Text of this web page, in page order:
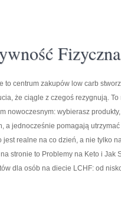
Fizyczna
to centrum zakupów low carb
że ciągle z czegoś rezygnują.
nowoczesnym: wybierasz
a jednocześnie pomagają
jest realne na co dzień, a nie tylko
stronie to Problemy na Keto i Jak
dla osób na diecie LCHF: od